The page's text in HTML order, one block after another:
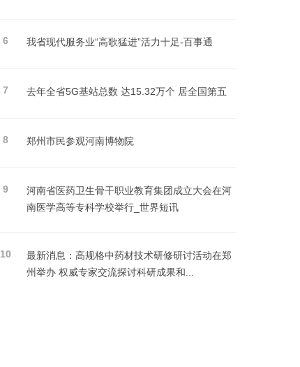
6 我省现代服务业“高歌猛进”活力十足-百事通
7 去年全省5G基站总数 达15.32万个 居全国第五
8 郑州市民参观河南博物院
9
河南省医药卫生骨干职业教育集团成立大会在河
南医学高等专科学校举行_世界短讯
10
最新消息：高规格中药材技术研修研讨活动在郑
州举办 权威专家交流探讨科研成果和...